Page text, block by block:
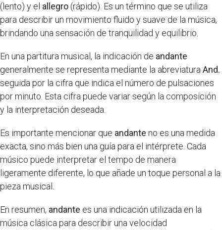
(lento) y el allegro (rápido). Es un término que se utiliza
para describir un movimiento fluido y suave de la música,
brindando una sensación de tranquilidad y equilibrio.
En una partitura musical, la indicación de andante
generalmente se representa mediante la abreviatura And.
seguida por la cifra que indica el número de pulsaciones
por minuto. Esta cifra puede variar según la composición
y la interpretación deseada.
Es importante mencionar que andante no es una medida
exacta, sino más bien una guía para el intérprete. Cada
músico puede interpretar el tempo de manera
ligeramente diferente, lo que añade un toque personal a la
pieza musical.
En resumen, andante es una indicación utilizada en la
música clásica para describir una velocidad